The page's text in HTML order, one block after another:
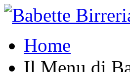
Home
Il Menu di